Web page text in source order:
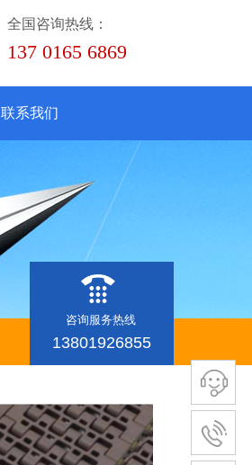
137 0165 6869
全国咨询热线：
联系我们
13801926855
咨询服务热线